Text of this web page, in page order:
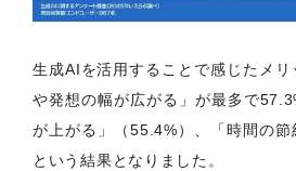
生成AIを活用することで感じたメ
や発想の幅が広がる」が最多で
が上がる」（55.4%）、「時間の節
という結果となりました。